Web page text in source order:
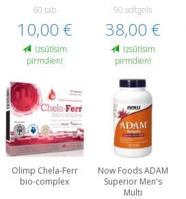
60 tab
10,00 €
Izsūtīsim
pirmdien!
90 softgels
38,00 €
Izsūtīsim
pirmdien!
Olimp Chela-Ferr
bio-complex
Now Foods ADAM
Superior Men's
Multi